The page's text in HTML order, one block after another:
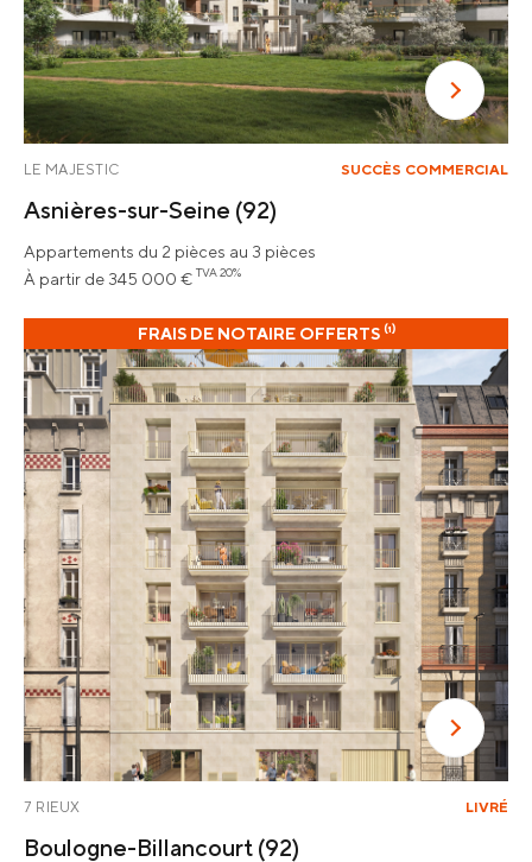
SUCCÈS COMMERCIAL
LE MAJESTIC
Asnières-sur-Seine (92)
Appartements du 2 pièces au 3 pièces
À partir de 345 000 € TVA 20%
FRAIS DE NOTAIRE OFFERTS ⁽¹⁾
LIVRÉ
7 RIEUX
Boulogne-Billancourt (92)